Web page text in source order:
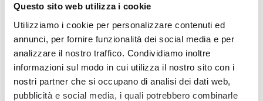
Questo sito web utilizza i cookie
Utilizziamo i cookie per personalizzare contenuti ed
annunci, per fornire funzionalità dei social media e per
analizzare il nostro traffico. Condividiamo inoltre
informazioni sul modo in cui utilizza il nostro sito con i
nostri partner che si occupano di analisi dei dati web,
pubblicità e social media, i quali potrebbero combinarle
IL MENSILE ASSINEWS LUGLIO-
AGOSTO 2026